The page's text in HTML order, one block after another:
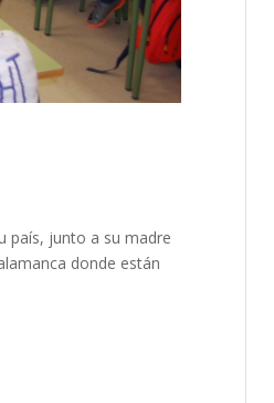
país, junto a su madre
donde están